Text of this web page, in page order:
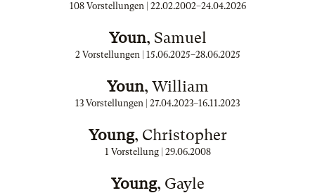
108 Vorstellungen | 22.02.2002–24.04.2026
Youn, Samuel
2 Vorstellungen | 15.06.2025–28.06.2025
Youn, William
13 Vorstellungen | 27.04.2023–16.11.2023
Young, Christopher
1 Vorstellung | 29.06.2008
Young, Gayle